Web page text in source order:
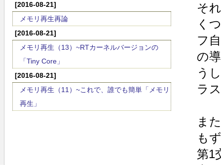
[2016-08-21]
メモリ再生再論
[2016-08-21]
メモリ再生（13）~RTカーネルバージョンの
「Tiny Core」
[2016-08-21]
メモリ再生（11）~これで、誰でも簡単「メモリ
再生」
そ
く
フ
の
う
ラ
ま
も
第1